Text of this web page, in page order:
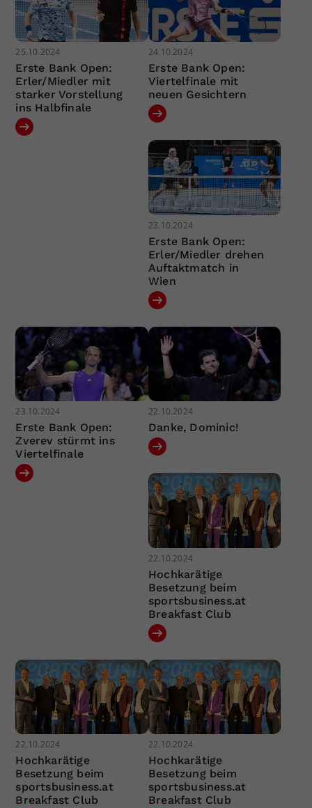
25.10.2024
Erste Bank Open:
Erler/Miedler mit
starker Vorstellung
ins Halbfinale
24.10.2024
Erste Bank Open:
Viertelfinale mit
neuen Gesichtern
23.10.2024
Erste Bank Open:
Erler/Miedler drehen
Auftaktmatch in
Wien
23.10.2024
Erste Bank Open:
Zverev stürmt ins
Viertelfinale
22.10.2024
Danke, Dominic!
22.10.2024
Hochkarätige
Besetzung beim
sportsbusiness.at
Breakfast Club
22.10.2024
Hochkarätige
Besetzung beim
sportsbusiness.at
Breakfast Club
22.10.2024
Hochkarätige
Besetzung beim
sportsbusiness.at
Breakfast Club